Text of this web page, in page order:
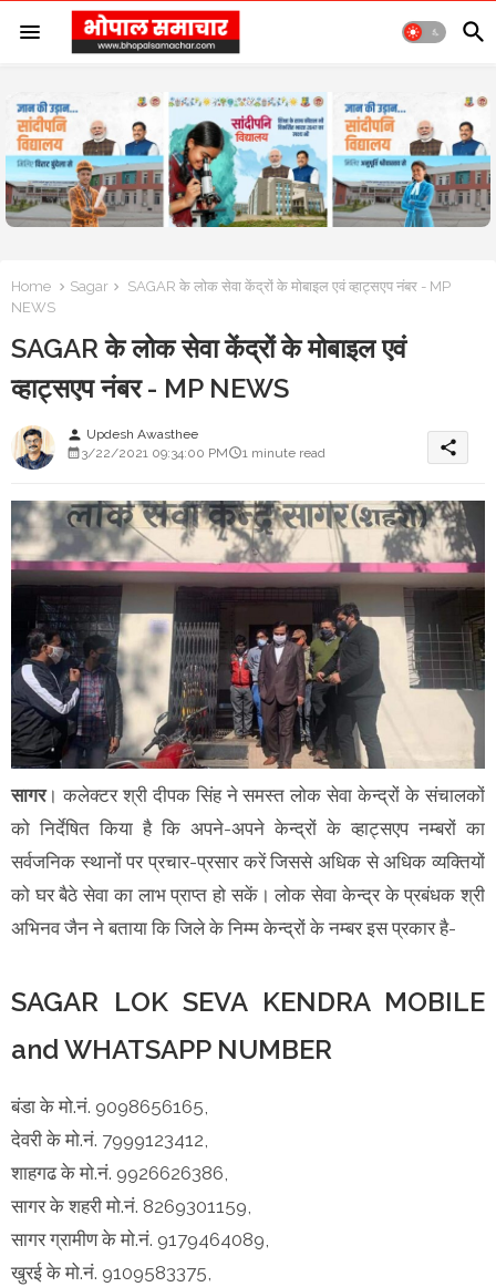
Home Sagar
SAGAR के लोक सेवा केंद्रों के मोबाइल एवं व्हाट्सएप नंबर - MP
NEWS
SAGAR के लोक सेवा केंद्रों के मोबाइल एवं
व्हाट्सएप नंबर - MP NEWS
person Updesh Awasthee
3/22/2021 09:34:00 PM
1 minute read share
सागर। कलेक्टर श्री दीपक सिंह ने समस्त लोक सेवा केन्द्रों के संचालकों
को निर्देषित किया है कि अपने-अपने केन्द्रों के व्हाट्सएप नम्बरों का
सर्वजनिक स्थानों पर प्रचार-प्रसार करें जिससे अधिक से अधिक व्यक्तियों
को घर बैठे सेवा का लाभ प्राप्त हो सकें। लोक सेवा केन्द्र के प्रबंधक श्री
अभिनव जैन ने बताया कि जिले के निम्म केन्द्रों के नम्बर इस प्रकार है-
SAGAR LOK SEVA KENDRA MOBILE
and WHATSAPP NUMBER
बंडा के मो.नं. 9098656165,
देवरी के मो.नं. 7999123412,
शाहगढ के मो.नं. 9926626386,
सागर के शहरी मो.नं. 8269301159,
सागर ग्रामीण के मो.नं. 9179464089,
खुरई के मो.नं. 9109583375,